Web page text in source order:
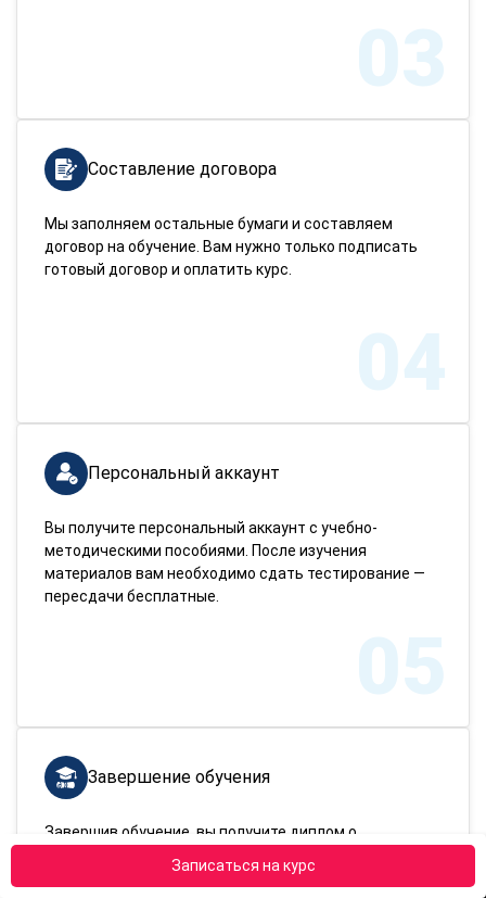
Записаться на курс
03
Составление договора
Мы заполняем остальные бумаги и составляем
договор на обучение. Вам нужно только подписать
готовый договор и оплатить курс.
04
Персональный аккаунт
Вы получите персональный аккаунт с учебно-
методическими пособиями. После изучения
материалов вам необходимо сдать тестирование —
пересдачи бесплатные.
05
Завершение обучения
Завершив обучение, вы получите диплом о